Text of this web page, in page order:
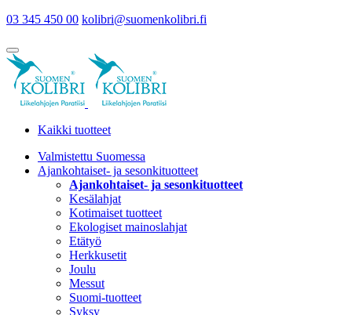
03 345 450 00 kolibri@suomenkolibri.fi
Kaikki tuotteet
Valmistettu Suomessa
Ajankohtaiset- ja sesonkituotteet
Ajankohtaiset- ja sesonkituotteet
Kesälahjat
Kotimaiset tuotteet
Ekologiset mainoslahjat
Etätyö
Herkkusetit
Joulu
Messut
Suomi-tuotteet
Syksy